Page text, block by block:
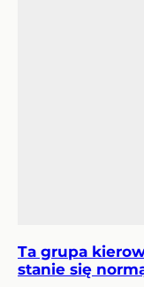
Ta grupa
stanie się